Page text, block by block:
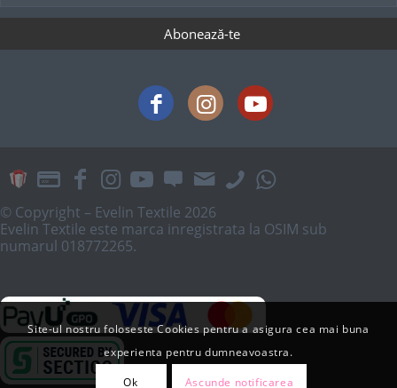
© Copyright – Evelin Textile 2026
Evelin Textile este marca inregistrata la OSIM sub
numarul 018772265.
Site-ul nostru foloseste Cookies pentru a asigura cea mai buna
experienta pentru dumneavoastra.
Ok Ascunde notificarea